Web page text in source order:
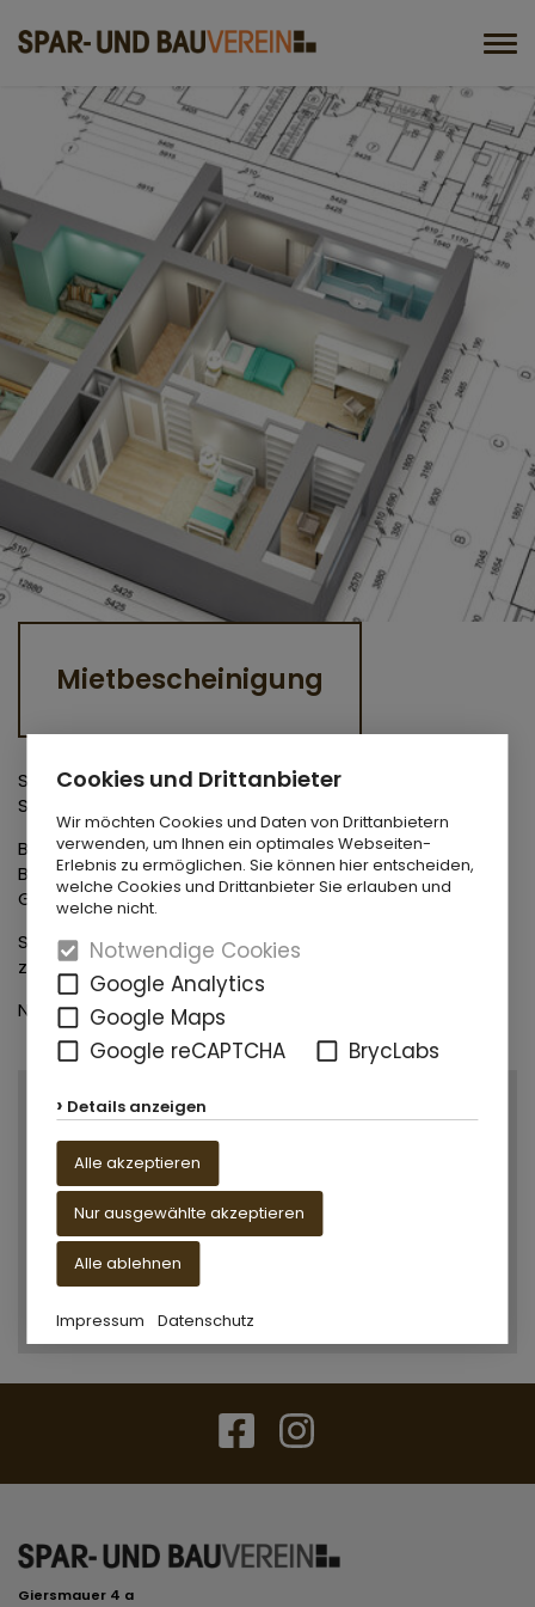
Cookies und Drittanbieter
Wir möchten Cookies und Daten von Drittanbietern
verwenden, um Ihnen ein optimales Webseiten-
Erlebnis zu ermöglichen. Sie können hier entscheiden,
welche Cookies und Drittanbieter Sie erlauben und
welche nicht.
Notwendige Cookies
Google Analytics
Google Maps
Google reCAPTCHA
BrycLabs
Details anzeigen
Alle akzeptieren
Nur ausgewählte akzeptieren
Alle ablehnen
Impressum Datenschutz
Mietbescheinigung
Sie benötigen eine Mietbescheinigung? – Gern können
Sie uns eine kurze Info per E-Mail zusenden.
Bitte nennen Sie uns genau das Amt, für die Sie die
Bescheinigung benötigen (z.B. Wohngeld,
Grundsicherung, Jobcenter).
Sie erhalten Ihre Mietbescheinigung per Post
zugesandt.
Nutzen Sie das nachstehende Formular.
Cookies und Drittanbieter
Notwendige Cookies
Notwendige Cookies müssen für die grundlegenden
Funktionen dieser Website gesetzt werden.
Weitere Informationen
Giersmauer 4 a